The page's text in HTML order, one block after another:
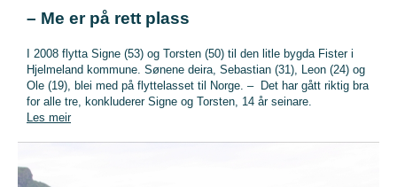
– Me er på rett plass
I 2008 flytta Signe (53) og Torsten (50) til den litle bygda Fister i
Hjelmeland kommune. Sønene deira, Sebastian (31), Leon (24) og
Ole (19), blei med på flyttelasset til Norge. – Det har gått riktig bra
for alle tre, konkluderer Signe og Torsten, 14 år seinare.
Les meir